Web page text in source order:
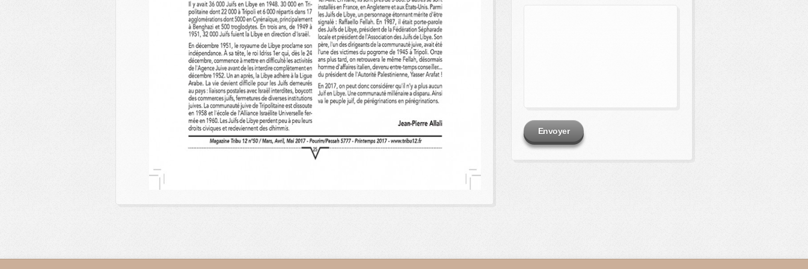
Envoyer